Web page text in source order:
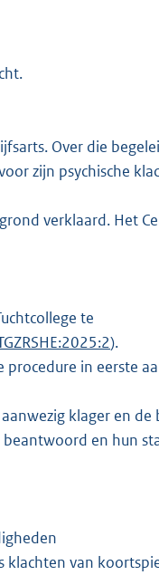
Over die
zijn psychische
verklaard. Het
te
).
in eerste
klager en de
beantwoord en hun
van